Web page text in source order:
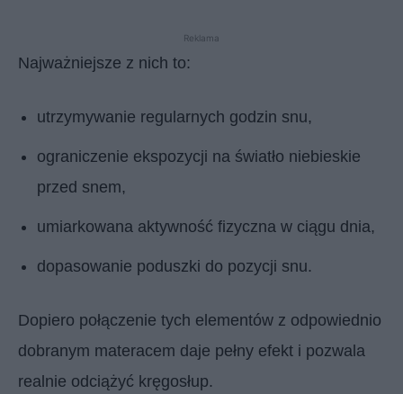
Reklama
Najważniejsze z nich to:
utrzymywanie regularnych godzin snu,
ograniczenie ekspozycji na światło niebieskie
przed snem,
umiarkowana aktywność fizyczna w ciągu dnia,
dopasowanie poduszki do pozycji snu.
Dopiero połączenie tych elementów z odpowiednio
dobranym materacem daje pełny efekt i pozwala
realnie odciążyć kręgosłup.